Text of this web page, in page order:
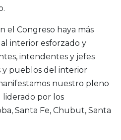
el Congreso haya más
interior esforzado y
intendentes y jefes
y pueblos del interior
nuestro pleno
por los
Santa Fe, Chubut, Santa